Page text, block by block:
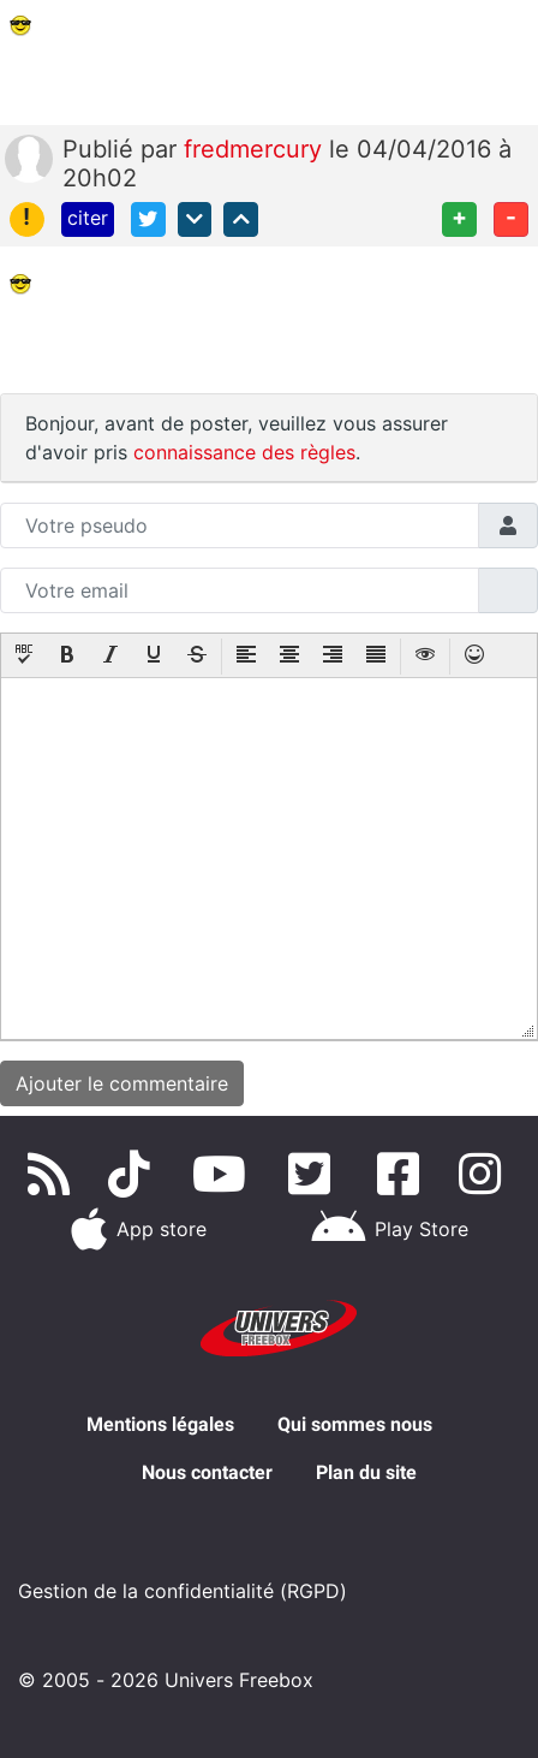
Publié par fredmercury le 04/04/2016 à
20h02
!
citer + -
Bonjour, avant de poster, veuillez vous assurer
d'avoir pris connaissance des règles.
App store Play Store
Mentions légales Qui sommes nous
Nous contacter Plan du site
Gestion de la confidentialité (RGPD)
© 2005 - 2026 Univers Freebox